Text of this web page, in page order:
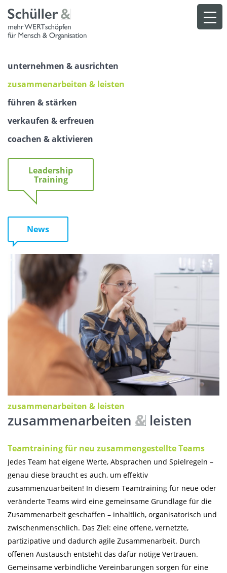
Skip
content
unternehmen & ausrichten
zusammenarbeiten & leisten
führen & stärken
verkaufen & erfreuen
coachen & aktivieren
Leadership
Training
News
zusammenarbeiten & leisten
zusammenarbeiten leisten
Teamtraining für neu zusammengestellte Teams
Jedes Team hat eigene Werte, Absprachen und Spielregeln –
genau diese braucht es auch, um effektiv
zusammenzuarbeiten! In diesem Teamtraining für neue oder
veränderte Teams wird eine gemeinsame Grundlage für die
Zusammenarbeit geschaffen – inhaltlich, organisatorisch und
zwischenmenschlich. Das Ziel: eine offene, vernetzte,
partizipative und dadurch agile Zusammenarbeit. Durch
offenen Austausch entsteht das dafür nötige Vertrauen.
Gemeinsame verbindliche Vereinbarungen sorgen für eine